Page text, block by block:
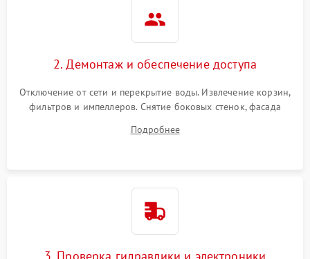
2. Демонтаж и обеспечение доступа
Отключение от сети и перекрытие воды. Извлечение корзин,
фильтров и импеллеров. Снятие боковых стенок, фасада
циркуляционному насосу, ТЭНу и сливной помпе.
Подробнее
3. Проверка гидравлики и электроники